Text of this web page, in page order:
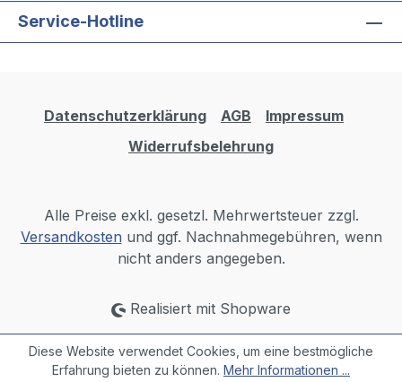
Service-Hotline
Datenschutzerklärung AGB
Impressum
Widerrufsbelehrung
Alle Preise exkl. gesetzl. Mehrwertsteuer zzgl.
Versandkosten und ggf. Nachnahmegebühren, wenn
nicht anders angegeben.
Realisiert mit Shopware
Diese Website verwendet Cookies, um eine bestmögliche
Erfahrung bieten zu können. Mehr Informationen ...